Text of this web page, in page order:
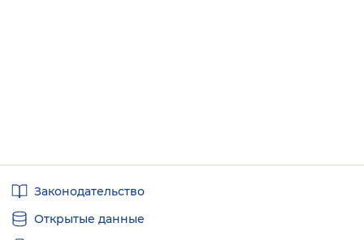
ссылкиЗаконодательство
Открытые данные